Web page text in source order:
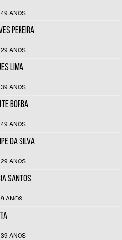
ANOS
PEREIRA
ANOS
LIMA
ANOS
BORBA
ANOS
DA SILVA
ANOS
SANTOS
ANOS
ANOS